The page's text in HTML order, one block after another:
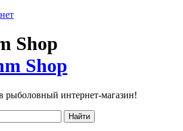
Shop
рыболовный интернет-магазин!